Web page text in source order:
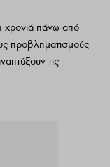
χρονιά πάνω από
προβληματισμούς
τις